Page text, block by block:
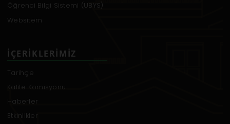
Öğrenci Bilgi Sistemi (UBYS)
Websitem
İÇERIKLERIMIZ
Tarihçe
Kalite Komisyonu
Haberler
Etkinlikler